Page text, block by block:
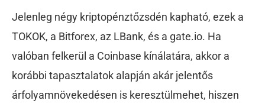
Jelenleg négy kriptopénztőzsdén kapható, ezek a
TOKOK, a Bitforex, az LBank, és a gate.io. Ha
valóban felkerül a Coinbase kínálatára, akkor a
korábbi tapasztalatok alapján akár jelentős
árfolyamnövekedésen is keresztülmehet, hiszen